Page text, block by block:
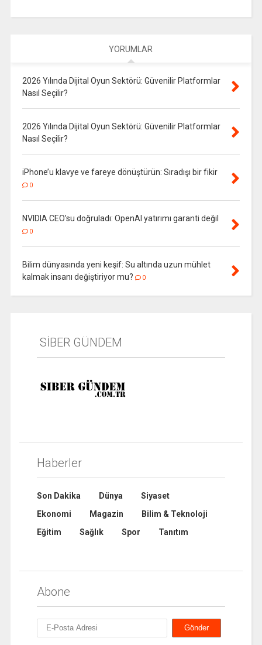
YORUMLAR
2026 Yılında Dijital Oyun Sektörü: Güvenilir Platformlar
Nasıl Seçilir?
2026 Yılında Dijital Oyun Sektörü: Güvenilir Platformlar
Nasıl Seçilir?
iPhone’u klavye ve fareye dönüştürün: Sıradışı bir fikir
0
NVIDIA CEO’su doğruladı: OpenAI yatırımı garanti değil
0
Bilim dünyasında yeni keşif: Su altında uzun mühlet
kalmak insanı değiştiriyor mu?
0
SİBER GÜNDEM
Haberler
Son Dakika Dünya
Siyaset
Ekonomi
Magazin
Bilim & Teknoloji
Eğitim
Sağlık Spor Tanıtım
Abone